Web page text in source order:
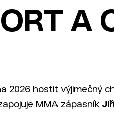
A
2026 hostit výjimečný
MMA zápasník